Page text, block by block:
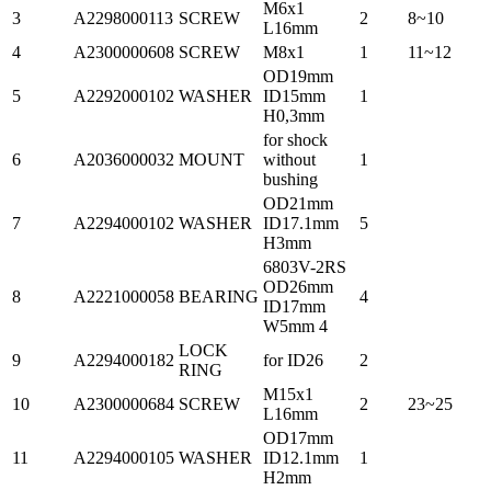
3 A2298000113 SCREW
M6x1
L16mm
2
8~10
4
A2300000608 SCREW M8x1 1 11~12
5 A2292000102 WASHER
OD19mm
ID15mm
H0,3mm
1
6 A2036000032 MOUNT
for shock
without
bushing
1
7 A2294000102 WASHER
OD21mm
ID17.1mm
H3mm
5
8 A2221000058 BEARING
6803V-2RS
OD26mm
ID17mm
W5mm 4
4
9 A2294000182
LOCK
RING
for ID26 2
10 A2300000684 SCREW
M15x1
L16mm
2 23~25
11 A2294000105 WASHER
OD17mm
ID12.1mm
H2mm
1